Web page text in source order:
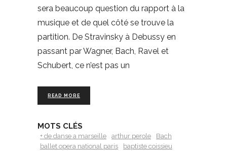
sera beaucoup question du rapport à la
musique et de quel côté se trouve la
partition. De Stravinsky à Debussy en
passant par Wagner, Bach, Ravel et
Schubert, ce n’est pas un
READ MORE
MOTS CLÉS
+ de danse a marseille arthur perole
Bach
ballet opera national paris
baptiste coissieu